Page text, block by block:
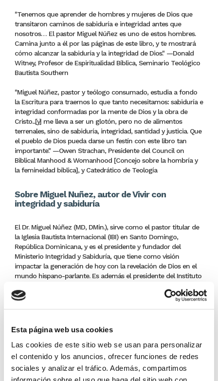
Esta página web usa cookies
Las cookies de este sitio web se usan para personalizar
el contenido y los anuncios, ofrecer funciones de redes
sociales y analizar el tráfico. Además, compartimos
"Tenemos que aprender de hombres y mujeres de Dios que
transitaron caminos de sabiduría e integridad antes que
nosotros… El pastor Miguel Núñez es uno de estos hombres.
Camina junto a él por las páginas de este libro, y te mostrará
cómo alcanzar la sabiduría y la integridad de Dios." —Donald
Witney, Profesor de Espiritualidad Bíblica, Seminario Teológico
Bautista Southern
"Miguel Núñez, pastor y teólogo consumado, estudia a fondo
la Escritura para traernos lo que tanto necesitamos: sabiduría e
integridad conformadas por la mente de Dios y la obra de
Cristo...[y] me lleva a ser un glotón, pero no de alimentos
terrenales, sino de sabiduría, integridad, santidad y justicia. Que
el pueblo de Dios pueda darse un festín con este libro tan
importante." —Owen Strachan, Presidente del Council on
Biblical Manhood & Womanhood [Concejo sobre la hombría y
la femineidad bíblica], y Catedrático de Teología
Sobre Miguel Nuñez, autor de Vivir con
integridad y sabiduría
El Dr. Miguel Núñez (MD, DMin.), sirve como el pastor titular de
la Iglesia Bautista Internacional (IBI) en Santo Domingo,
República Dominicana, y es el presidente y fundador del
Ministerio Integridad y Sabiduría, que tiene como visión
impactar la generación de hoy con la revelación de Dios en el
mundo hispano-parlante. Es además el presidente del Instituto
docente.
School for Biblical Studies y doctorado ministerial del Southern
Batist Theological Seminary.
Verdades absolutas para un mundo relativo", transmitido a